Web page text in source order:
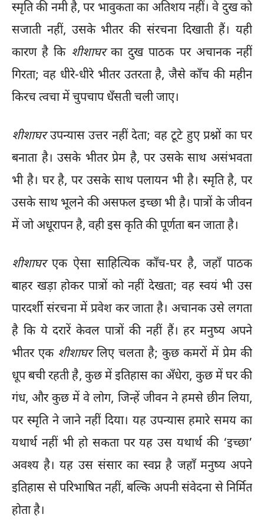
स्मृति की नमी है, पर भावुकता का अतिशय नहीं। वे दुख को
सजाती नहीं, उसके भीतर की संरचना दिखाती हैं। यही
कारण है कि शीशाघरका दुख पाठक पर अचानक नहीं
गिरता; वह धीरे-धीरे भीतर उतरता है, जैसे काँच की महीन
किरच त्वचा में चुपचाप धँसती चली जाए।
शीशाघरउपन्यास उत्तर नहीं देता; वह टूटे हुए प्रश्नों का घर
बनाता है। उसके भीतर प्रेम है, पर उसके साथ असंभवता
भी है। घर है, पर उसके साथ पलायन भी है। स्मृति है, पर
उसके साथ भूलने की असफल इच्छा भी है। पात्रों के जीवन
में जो अधूरापन है, वही इस कृति की पूर्णता बन जाता है।
शीशाघरएक ऐसा साहित्यिक काँच-घर है, जहाँ पाठक
बाहर खड़ा होकर पात्रों को नहीं देखता; वह स्वयं भी उस
पारदर्शी संरचना में प्रवेश कर जाता है। अचानक उसे लगता
है कि ये दरारें केवल पात्रों की नहीं हैं। हर मनुष्य अपने
भीतर एक शीशाघरलिए चलता है; कुछ कमरों में प्रेम की
धूप बची रहती है, कुछ में इतिहास का अँधेरा, कुछ में घर की
गंध, और कुछ में वे लोग, जिन्हें जीवन ने हमसे छीन लिया,
पर स्मृति ने जाने नहीं दिया। यह उपन्यास हमारे समय का
यथार्थ नहीं भी हो सकता पर यह उस यथार्थ की ‘इच्छा’
अवश्य है। यह उस संसार का स्वप्न है जहाँ मनुष्य अपने
इतिहास से परिभाषित नहीं, बल्कि अपनी संवेदना से निर्मित
होता है।